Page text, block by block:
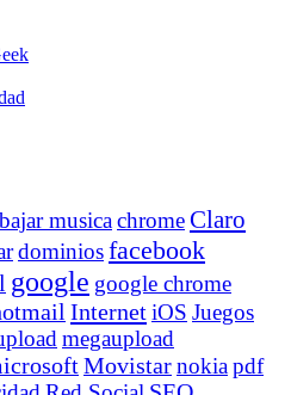
bajar musicachromeClaro
dominiosfacebook
google google chrome
InternetiOS Juegos
megaupload
Movistarnokiapdf